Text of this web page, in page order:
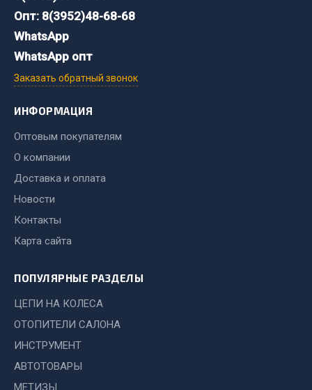
Chevron
Cosmo
Весь раздел
Хозтовары
Лампы паяльные, керосиновые
Сантехника
Спецодежда
Товары для дома
Весь раздел
Опт: 8(3952)48-68-68
WhatsApp
WhatsApp опт
Заказать обратный звонок
ИНФОРМАЦИЯ
Оптовым покупателям
О компании
Доставка и оплата
Новости
Контакты
Карта сайта
ПОПУЛЯРНЫЕ РАЗДЕЛЫ
ЦЕПИ НА КОЛЕСА
ОТОПИТЕЛИ САЛОНА
ИНСТРУМЕНТ
АВТОТОВАРЫ